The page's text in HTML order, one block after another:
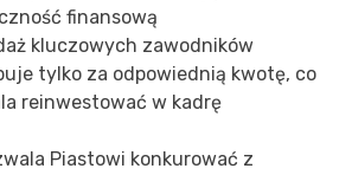
finansową
kluczowych zawodników
tylko za odpowiednią kwotę, co
reinwestować w kadrę
Piastowi konkurować z